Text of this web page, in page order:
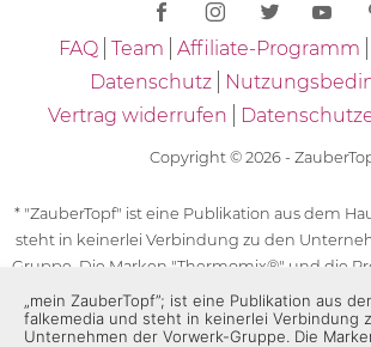
FAQ Team Affiliate-Programm
Datenschutz
Vertrag widerrufen
Copyright © 2026 -
* "ZauberTopf" ist eine Publikation aus dem
steht in keinerlei Verbindung zu den
Gruppe. Die Marken "Thermomix®" und die
des "Thermomix®" sind eingetragene
der Vorwerk-Gruppe. Die Marken
„mein ZauberTopf”; ist eine Publikation aus
falkemedia und steht in keinerlei Verbindung
Unternehmen der Vorwerk-Gruppe. Die